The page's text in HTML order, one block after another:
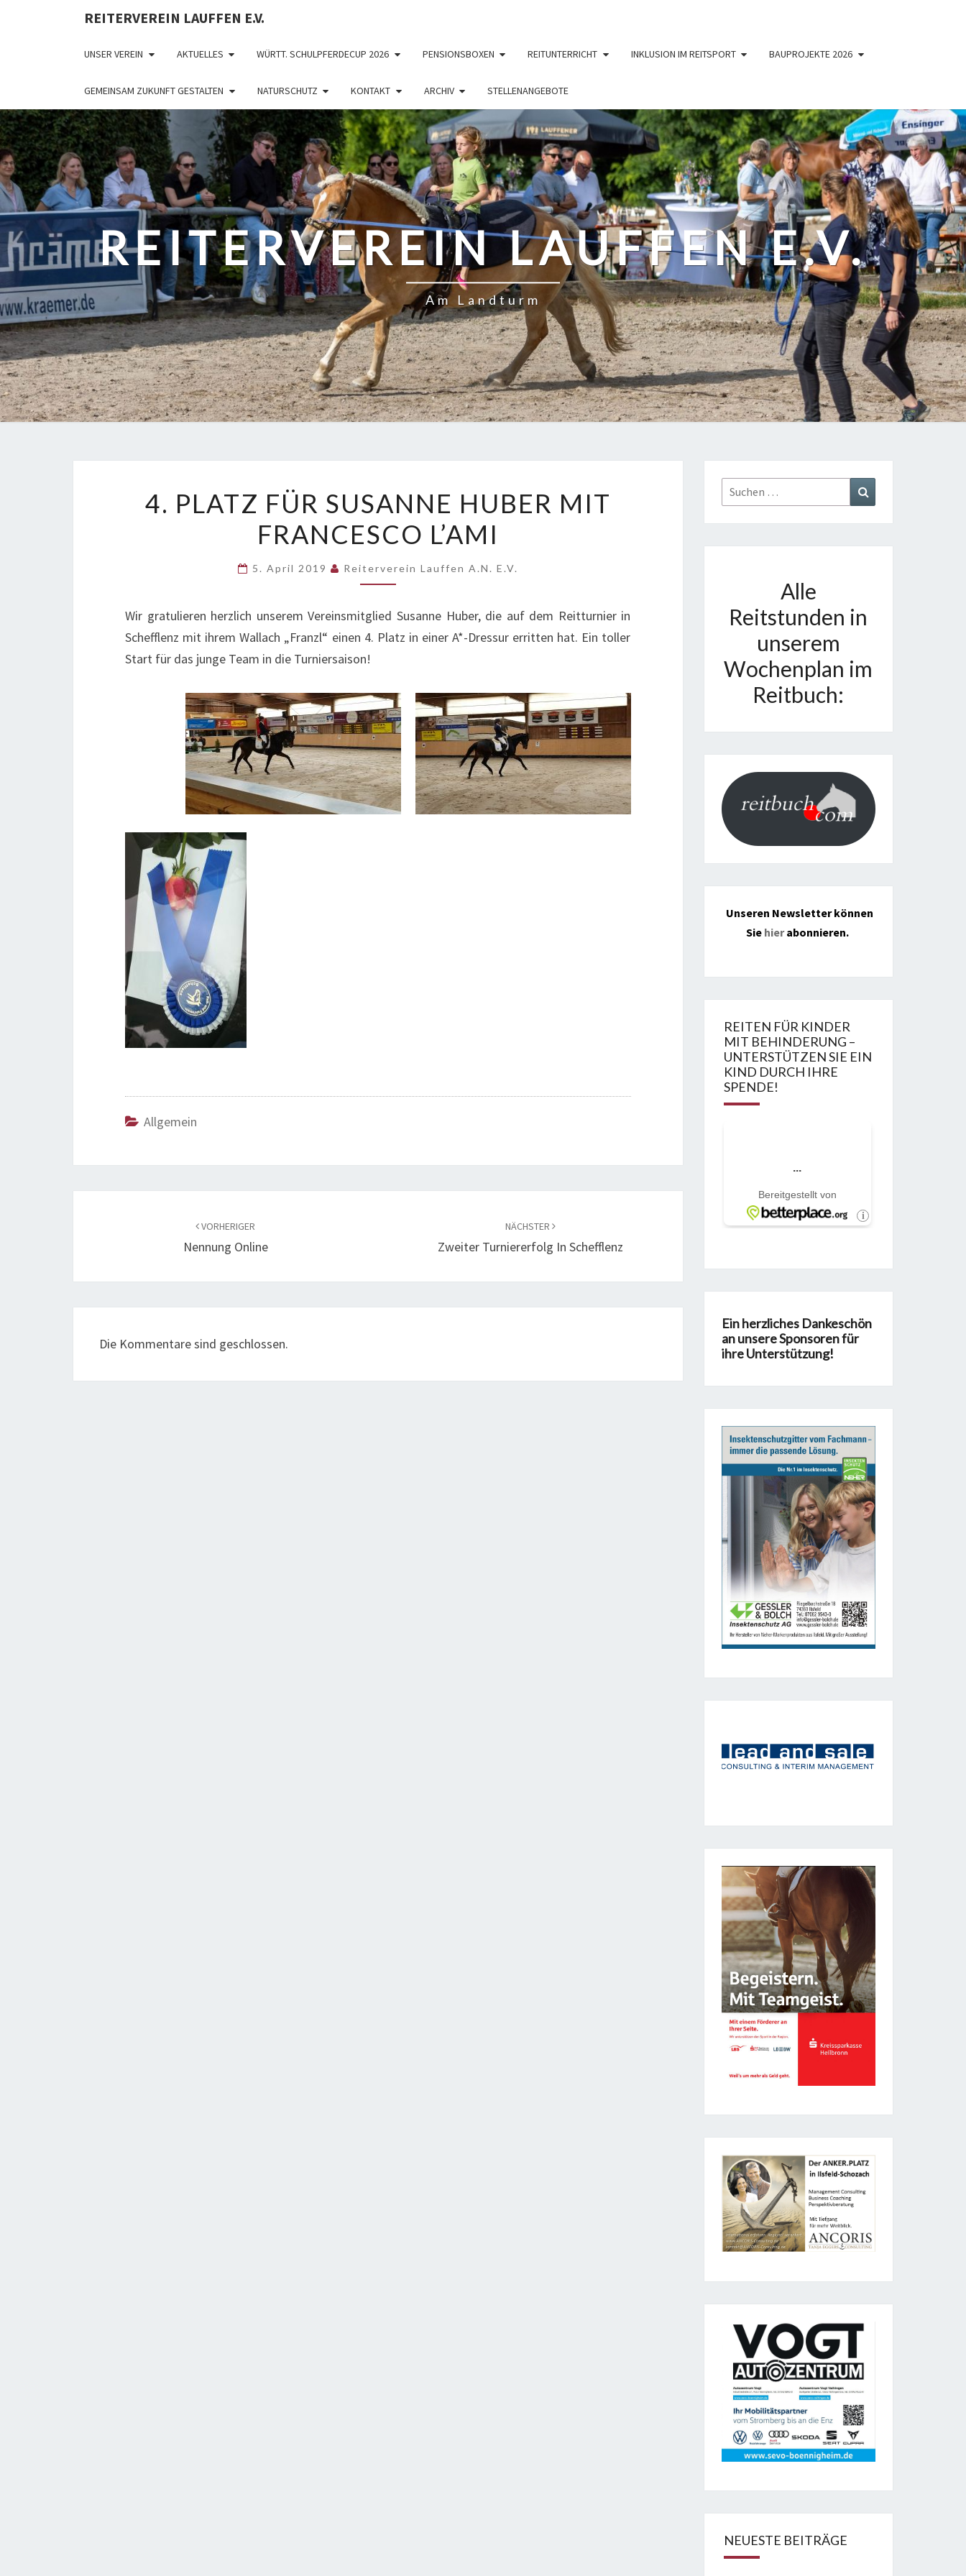
REITERVEREIN LAUFFEN E.V.
UNSER VEREIN AKTUELLES WÜRTT. SCHULPFERDECUP 2026 PENSIONSBOXEN REITUNTERRICHT INKLUSION IM REITSPORT BAUPROJEKTE 2026
GEMEINSAM ZUKUNFT GESTALTEN NATURSCHUTZ KONTAKT ARCHIV STELLENANGEBOTE
REITERVEREIN LAUFFEN E.V.
Am Landturm
PLATZ
FÜR
SUSANNE
HUBER
FRANCESCO
L’AMI
4. PLATZ FÜR SUSANNE HUBER MIT
FRANCESCO L’AMI
5. April 2019 Reiterverein Lauffen A.N. E.V.
Wir gratulieren herzlich unserem Vereinsmitglied Susanne Huber, die auf dem Reitturnier in
Schefflenz mit ihrem Wallach „Franzl“ einen 4. Platz in einer A*-Dressur erritten hat. Ein toller
Start für das junge Team in die Turniersaison!
Allgemein
VORHERIGER
Nennung Online
NÄCHSTER
Zweiter Turniererfolg In Schefflenz
Die Kommentare sind geschlossen.
Suchen
nach:
Alle
Reitstunden in
unserem
Wochenplan im
Reitbuch:
Unseren Newsletter können
Sie hierabonnieren.
REITEN FÜR KINDER
MIT BEHINDERUNG –
UNTERSTÜTZEN SIE EIN
KIND DURCH IHRE
SPENDE!
Ein herzliches Dankeschön
an unsere Sponsoren für
ihre Unterstützung!
NEUESTE BEITRÄGE